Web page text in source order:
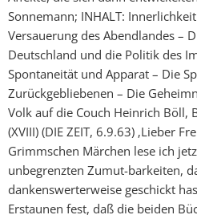
Sonnemann; INHALT:
Versauerung des Abendlandes –
Deutschland und die Politik des
Spontaneität und Apparat – Die
Zurückgebliebenen – Die
Volk auf die Couch Heinrich Böll,
(XVIII) (DIE ZEIT, 6.9.63) ‚Lieber
Grimmschen Märchen lese ich
unbegrenzten Zumut-barkeiten,
dankenswerterweise geschickt
Erstaunen fest, daß die beiden